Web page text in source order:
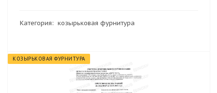
Категория: козырьковая фурнитура
КОЗЫРЬКОВАЯ ФУРНИТУРА